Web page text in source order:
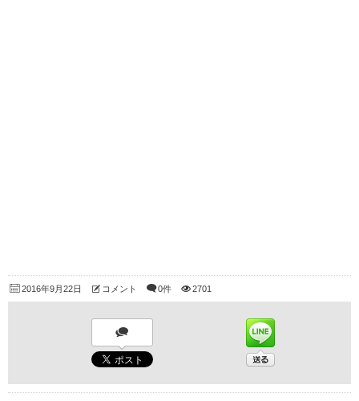
2016年9月22日 コメント 0件 2701